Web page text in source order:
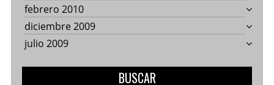
febrero 2010
diciembre 2009
julio 2009
BUSCAR